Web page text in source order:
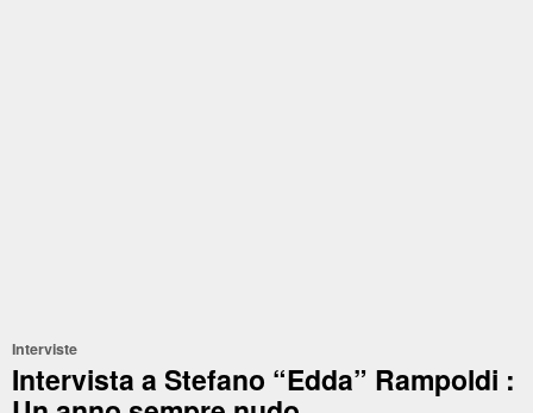
Interviste
Intervista a Stefano “Edda” Rampoldi :